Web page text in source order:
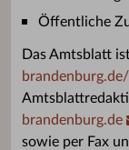
Öffentliche
Das Amtsblatt
brandenburg.de
sowie per Fax